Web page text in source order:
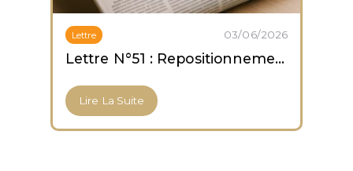
Lettre 03/06/2026
Lettre N°51 : Repositionnement prudent ; capitulation des altcoins ; accumulation des ETF Bitcoin
Lire La Suite